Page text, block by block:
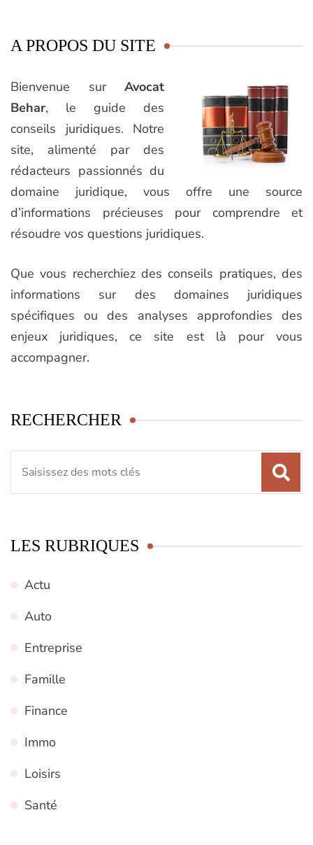
A PROPOS DU SITE
Bienvenue sur Avocat
Behar, le guide des
conseils juridiques. Notre
site, alimenté par des
rédacteurs passionnés du
domaine juridique, vous offre une source
d’informations précieuses pour comprendre et
résoudre vos questions juridiques.
Que vous recherchiez des conseils pratiques, des
informations sur des domaines juridiques
spécifiques ou des analyses approfondies des
enjeux juridiques, ce site est là pour vous
accompagner.
RECHERCHER
LES RUBRIQUES
Actu
Auto
Entreprise
Famille
Finance
Immo
Loisirs
Santé